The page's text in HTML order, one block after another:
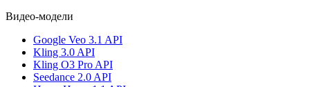
Видео-модели
Google Veo 3.1 API
Kling 3.0 API
Kling O3 Pro API
Seedance 2.0 API